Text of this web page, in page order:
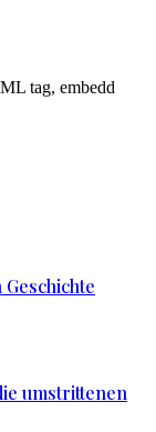
tag, embedd
umstrittenen